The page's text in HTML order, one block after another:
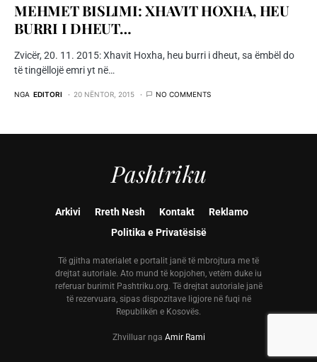
MEHMET BISLIMI: XHAVIT HOXHA, HEU
BURRI I DHEUT…
Zvicër, 20. 11. 2015: Xhavit Hoxha, heu burri i dheut, sa ëmbël do
të tingëllojë emri yt në…
NGA EDITORI 20 NËNTOR, 2015 NO COMMENTS
Pashtriku
Arkivi Rreth Nesh Kontakt
Reklamo
Politika e Privatësisë
Të gjitha materialet e portalit janë të mbrojtura me të
drejtat autoriale. Ato mund të kopjohen, vetëm duke iu
referuar burimit Pashtriku.org. Të drejtat autoriale janë
të rezervuara, sipas dispozitave ligjore në fuqi në
Republikën e Kosovës.
Zhvilluar nga Amir Rami